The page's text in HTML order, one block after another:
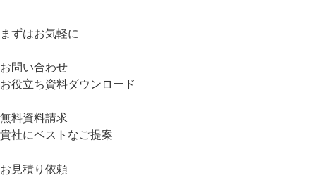
まずはお気軽に
お問い合わせ
お役立ち資料ダウンロード
無料資料請求
貴社にベストなご提案
お見積り依頼